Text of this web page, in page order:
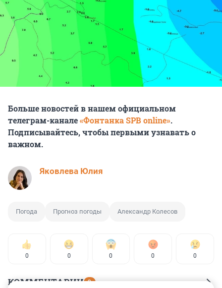
Больше новостей в нашем официальном
телеграм-канале«Фонтанка SPB online».
Подписывайтесь, чтобы первыми узнавать о
важном.
Яковлева Юлия
Погода Прогноз погоды Александр Колесов
0 0 0 0 0
КОММЕНТАРИИ 9